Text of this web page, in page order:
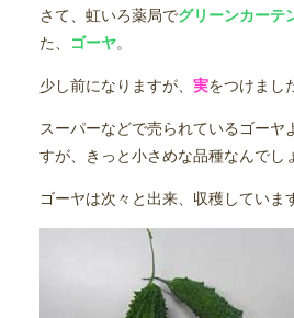
さて、虹いろ薬局でグリーンカーテ
た、
ゴーヤ。
少し前になりますが、 実をつけまし
スーパーなどで売られているゴーヤ
すが、きっと小さめな品種なんでし
ゴーヤは次々と出来、収穫していま